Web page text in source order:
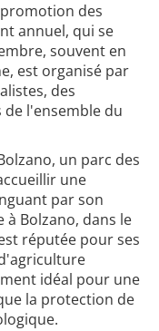
des
annuel, qui se
souvent en
est organisé par
des
l'ensemble du
un parc des
une
par son
à Bolzano, dans le
réputée pour ses
idéal pour une
la protection de